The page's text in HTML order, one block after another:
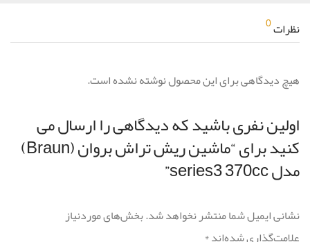
نظرات0
هیچ دیدگاهی برای این محصول نوشته نشده است.
اولین نفری باشید که دیدگاهی را ارسال می
کنید برای “ماشین ریش تراش بروان (Braun)
مدل series3 370cc”
نشانی ایمیل شما منتشر نخواهد شد.بخش‌های موردنیاز